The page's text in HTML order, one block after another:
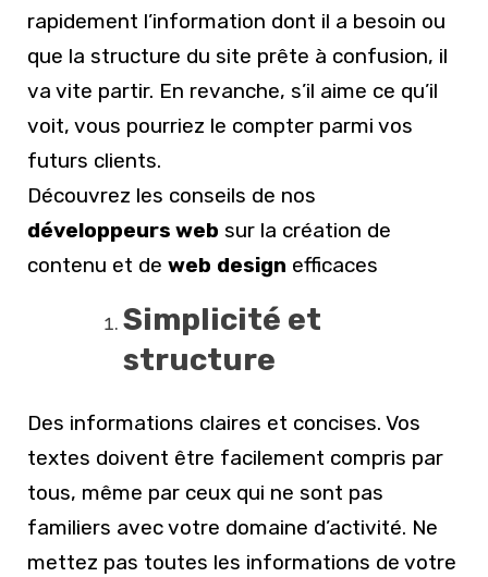
rapidement l’information dont il a besoin ou
que la structure du site prête à confusion, il
va vite partir. En revanche, s’il aime ce qu’il
voit, vous pourriez le compter parmi vos
futurs clients.
Découvrez les conseils de nos
développeurs web sur la création de
contenu et de web design efficaces
Simplicité et
structure
Des informations claires et concises. Vos
textes doivent être facilement compris par
tous, même par ceux qui ne sont pas
familiers avec votre domaine d’activité. Ne
mettez pas toutes les informations de votre